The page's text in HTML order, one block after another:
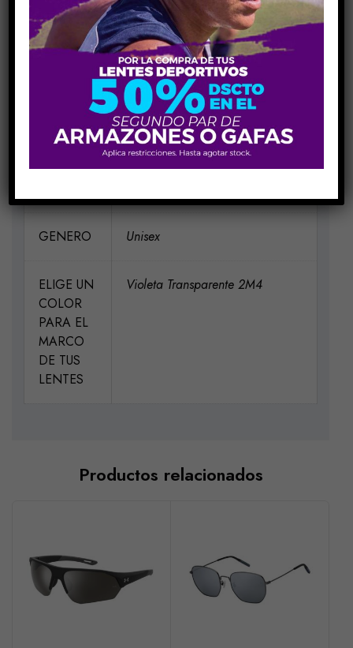
INFORMACIÓN ADICIONAL
H58-V39-P18-VA135
MARCA TOMMY HILFIGER
GENERO Unisex
ELIGE UN
COLOR
PARA EL
MARCO
DE TUS
LENTES
Violeta Transparente 2M4
Productos relacionados